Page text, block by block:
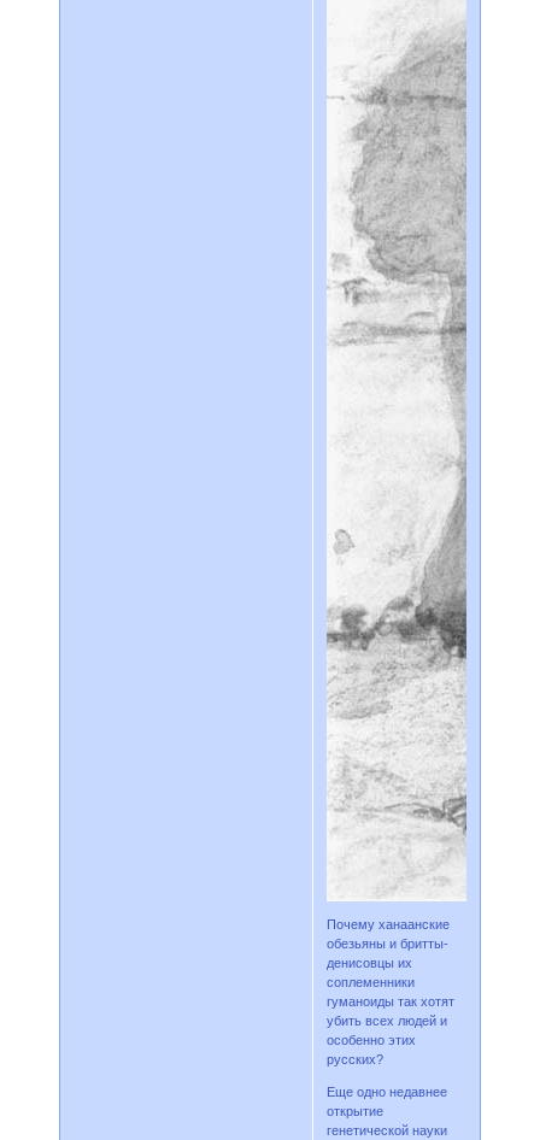
Почему ханаанские
обезьяны и бритты-
денисовцы их
соплеменники
гуманоиды так хотят
убить всех людей и
особенно этих
русских?
Еще одно недавнее
открытие
генетической науки